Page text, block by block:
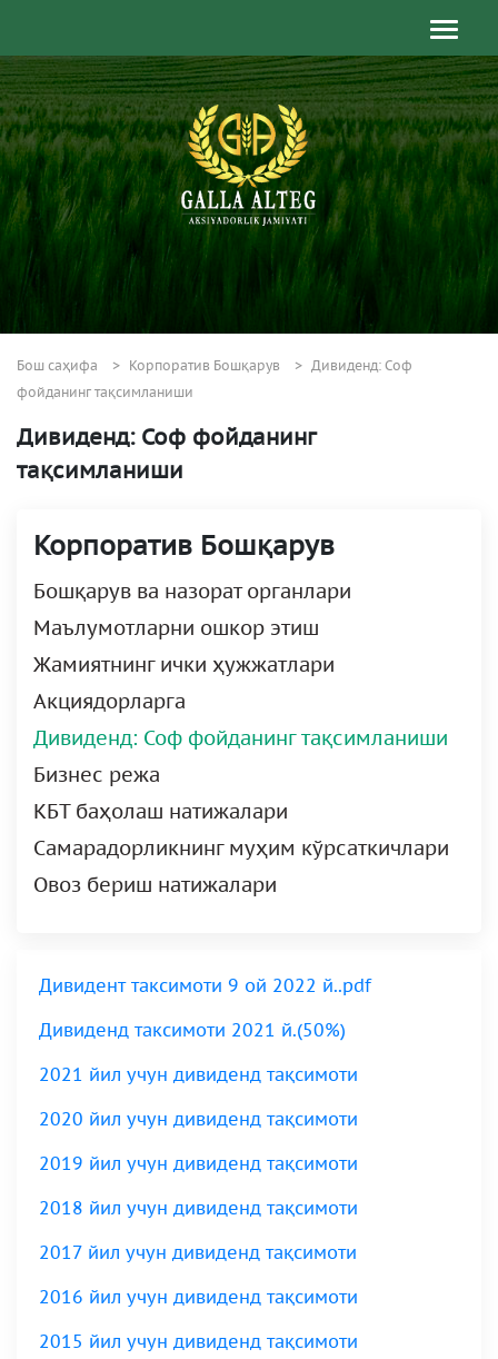
Бош саҳифа Корпоратив Бошқарув
Дивиденд: Соф
фойданинг тақсимланиши
Дивиденд: Соф фойданинг
тақсимланиши
Дивидент таксимоти 9 ой 2022 й..pdf
Дивиденд таксимоти 2021 й.(50%)
2021 йил учун дивиденд тақсимоти
2020 йил учун дивиденд тақсимоти
2019 йил учун дивиденд тақсимоти
2018 йил учун дивиденд тақсимоти
2017 йил учун дивиденд тақсимоти
2016 йил учун дивиденд тақсимоти
2015 йил учун дивиденд тақсимоти
Корпоратив Бошқарув
Бошқарув ва назорат органлари
Маълумотларни ошкор этиш
Жамиятнинг ички ҳужжатлари
Акциядорларга
Дивиденд: Соф фойданинг тақсимланиши
Бизнес режа
КБТ баҳолаш натижалари
Самарадорликнинг муҳим кўрсаткичлари
Овоз бериш натижалари